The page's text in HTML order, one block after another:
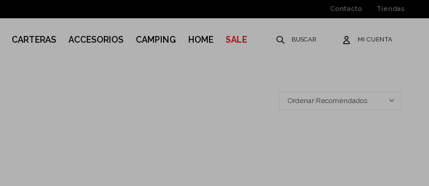
CARTERAS ACCESORIOS CAMPING HOME SALE
Contacto Tiendas
Recomendados